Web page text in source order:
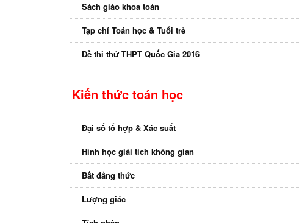
Sách giáo khoa toán
Tạp chí Toán học & Tuổi trẻ
Đề thi thử THPT Quốc Gia 2016
Kiến thức toán học
Đại số tổ hợp & Xác suất
Hình học giải tích không gian
Bất đẳng thức
Lượng giác